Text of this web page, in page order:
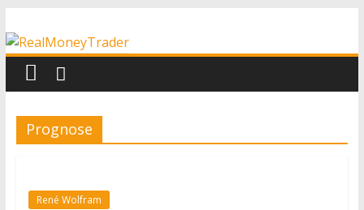
Inhalt
springen
RealMoneyTrader
Echtgeld-
Trading
Prognose
René Wolfram